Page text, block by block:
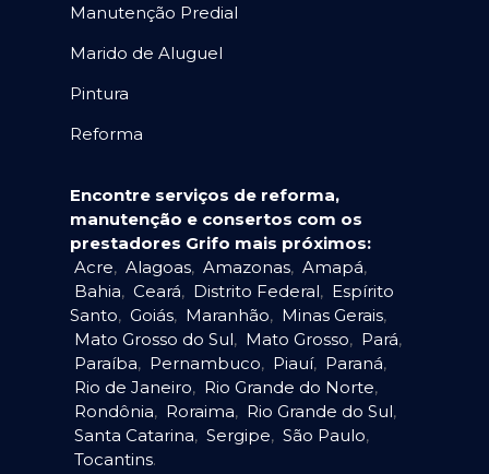
Manutenção Predial
Marido de Aluguel
Pintura
Reforma
Encontre serviços de reforma,
manutenção e consertos com os
prestadores Grifo mais próximos:
Acre, Alagoas, Amazonas, Amapá,
Bahia, Ceará, Distrito Federal, Espírito
Santo, Goiás, Maranhão, Minas Gerais,
Mato Grosso do Sul, Mato Grosso, Pará,
Paraíba, Pernambuco, Piauí, Paraná,
Rio de Janeiro, Rio Grande do Norte,
Rondônia, Roraima, Rio Grande do Sul,
Santa Catarina, Sergipe, São Paulo,
Tocantins.